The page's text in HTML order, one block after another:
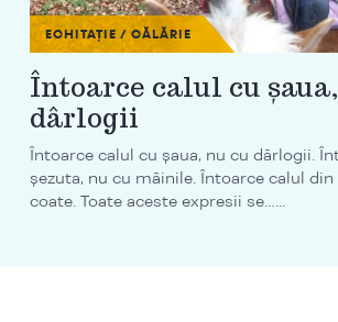
ECHITAȚIE / CĂLĂRIE
Întoarce calul cu
dârlogii
Întoarce calul cu șaua, nu cu dârlogii.
șezuta, nu cu mâinile. Întoarce calul
coate. Toate aceste expresii se…...